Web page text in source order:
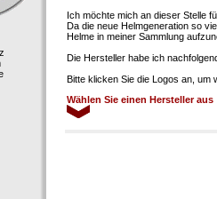
Ich möchte mich an dieser Stelle
Da die neue Helmgeneration so
Helme in meiner Sammlung
Die Hersteller habe ich
Bitte klicken Sie die Logos an, um
Wählen Sie einen Hersteller aus